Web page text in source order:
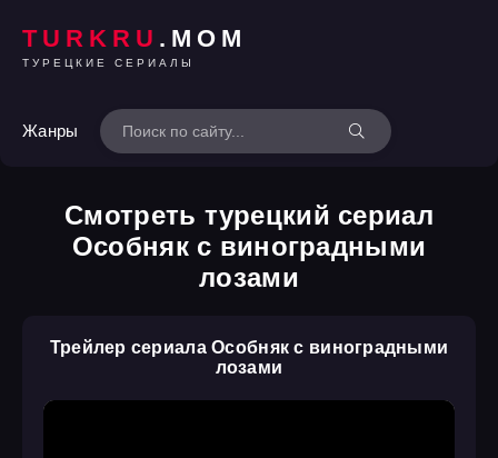
TURKRU .MOM
ТУРЕЦКИЕ СЕРИАЛЫ
Жанры
Смотреть турецкий сериал
Особняк с виноградными
лозами
Трейлер сериала Особняк с виноградными
лозами